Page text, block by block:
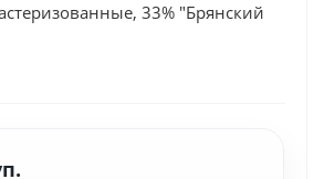
33% "Брянский